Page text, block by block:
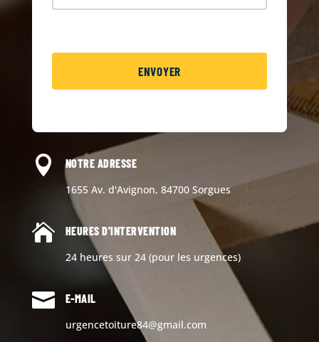

NOTRE ADRESSE
1655 Av. d'Avignon, 84700 Sorgues

HEURES D'INTERVENTION
24 heures sur 24 (pour les urgences)

E-MAIL
urgencetoiture84@gmail.com